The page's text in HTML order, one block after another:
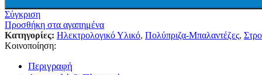
Μπαταρίας
Ηλιακός Συλλέκτης
Σύγκριση
Προσθήκη στα αγαπημένα
Κατηγορίες: Ηλεκτρολογικό Υλικό, Πολύπριζα-Μπαλαντέζες,
Κοινοποίηση:
Περιγραφή